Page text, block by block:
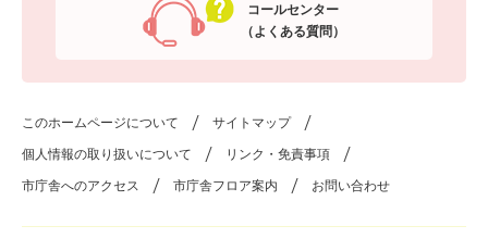
コールセンター
（よくある質問）
このホームページについて サイトマップ
個人情報の取り扱いについて リンク・免責事項
市庁舎へのアクセス 市庁舎フロア案内 お問い合わせ